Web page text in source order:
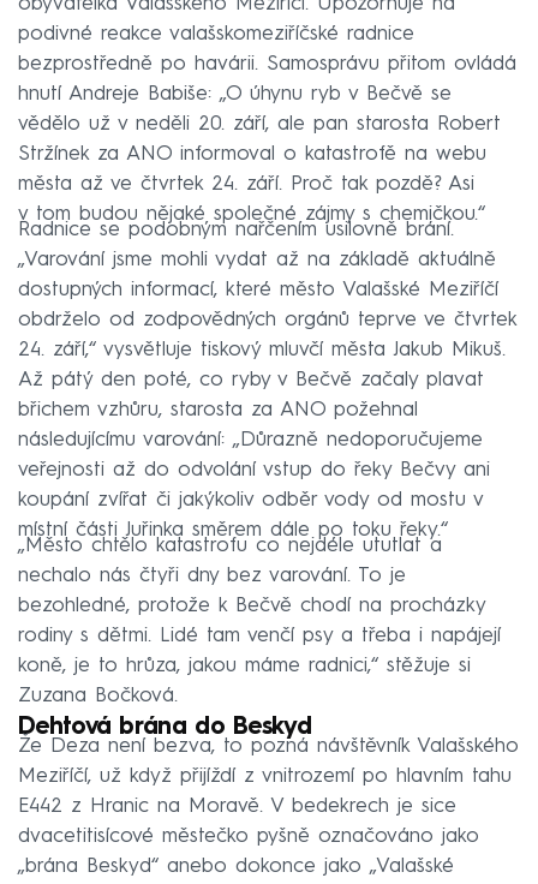
podivné reakce valašskomeziříčské radnice
bezprostředně po havárii. Samosprávu přitom ovládá
hnutí Andreje Babiše: „O úhynu ryb v Bečvě se
vědělo už v neděli 20. září, ale pan starosta Robert
Stržínek za ANO informoval o katastrofě na webu
města až ve čtvrtek 24. září. Proč tak pozdě? Asi
v tom budou nějaké společné zájmy s chemičkou.“
Radnice se podobným nařčením usilovně brání.
„Varování jsme mohli vydat až na základě aktuálně
dostupných informací, které město Valašské Meziříčí
obdrželo od zodpovědných orgánů teprve ve čtvrtek
24. září,“ vysvětluje tiskový mluvčí města Jakub Mikuš.
Až pátý den poté, co ryby v Bečvě začaly plavat
břichem vzhůru, starosta za ANO požehnal
následujícímu varování: „Důrazně nedoporučujeme
veřejnosti až do odvolání vstup do řeky Bečvy ani
koupání zvířat či jakýkoliv odběr vody od mostu v
místní části Juřinka směrem dále po toku řeky.“
„Město chtělo katastrofu co nejdéle ututlat a
nechalo nás čtyři dny bez varování. To je
bezohledné, protože k Bečvě chodí na procházky
rodiny s dětmi. Lidé tam venčí psy a třeba i napájejí
koně, je to hrůza, jakou máme radnici,“ stěžuje si
Zuzana Bočková.
Dehtová brána do Beskyd
Že Deza není bezva, to pozná návštěvník Valašského
Meziříčí, už když přijíždí z vnitrozemí po hlavním tahu
E442 z Hranic na Moravě. V bedekrech je sice
dvacetitisícové městečko pyšně označováno jako
„brána Beskyd“ anebo dokonce jako „Valašské